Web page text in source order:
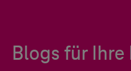
Blogs für